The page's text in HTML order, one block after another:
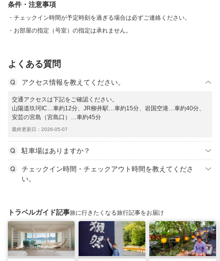
条件・注意事項
チェックイン時間が予定時刻を過ぎる場合は必ずご連絡ください。
お部屋の指定（号室）の指定は承れません。
よくある質問
アクセス情報を教えてください。
交通アクセスは下記をご確認ください。
山陽道玖珂IC…車約12分、JR柳井駅…車約15分、岩国空港…車約40分、
安芸の宮島（宮島口）…車約45分
最終更新日：2026-05-07
駐車場はありますか？
チェックイン時間・チェックアウト時間を教えてくださ
い。
トラベルガイド記事旅に行きたくなる旅行記事をお届け